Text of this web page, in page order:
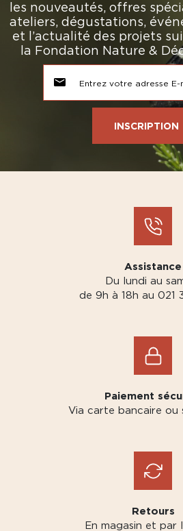
les nouveautés, offres
ateliers, dégustations,
et l’actualité des projets
la Fondation Nature &
INSCRIPTION
Assistance
Du lundi au
de 9h à 18h au 021
Paiement
Via carte bancaire ou
Retours
En magasin et par